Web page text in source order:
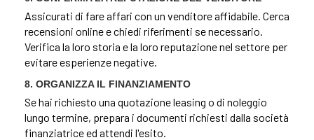
Assicurati di fare affari con un venditore affidabile. Cerca
recensioni online e chiedi riferimenti se necessario.
Verifica la loro storia e la loro reputazione nel settore per
evitare esperienze negative.
8. ORGANIZZA IL FINANZIAMENTO
Se hai richiesto una quotazione leasing o di noleggio
lungo termine, prepara i documenti richiesti dalla società
finanziatrice ed attendi l'esito.